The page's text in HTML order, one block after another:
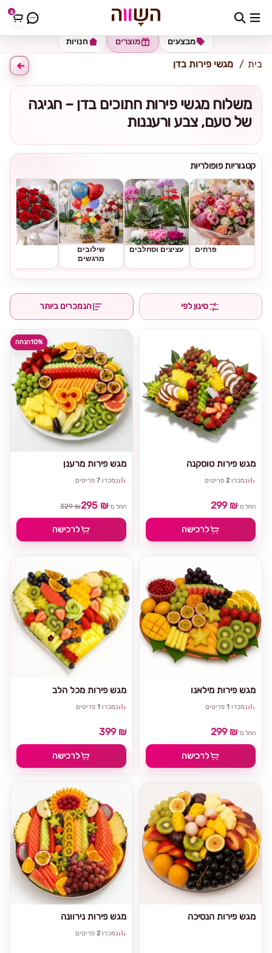
0 כתובת למשלוח הזינו כתובת
חנויות מוצרים מבצעים
בית מגשי פירות בדן
משלוח מגשי פירות חתוכים בדן – חגיגה
של טעם, צבע ורעננות
קטגוריות פופולריות
פרחים עציצים וסחלבים
שילובים
מרגשים
סינון לפי הנמכרים ביותר
10%הנחה
מגש פירות מרענן
נמכרו 7 פריטים
החל מ־295 ₪
329 ₪
לרכישה
מגש פירות טוסקנה
נמכרו 2 פריטים
החל מ־299 ₪
לרכישה
מגש פירות מכל הלב
נמכרו 1 פריטים
399 ₪
לרכישה
מגש פירות מילאנו
נמכרו 1 פריטים
החל מ־299 ₪
לרכישה
מגש פירות נירוונה
נמכרו 2 פריטים
מגש פירות הנסיכה